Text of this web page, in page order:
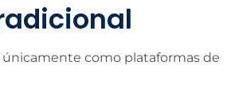
como plataformas de